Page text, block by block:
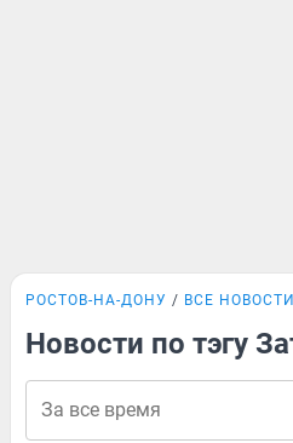
РОСТОВ-НА-ДОНУ ВСЕ НОВОСТИ
Новости по тэгу